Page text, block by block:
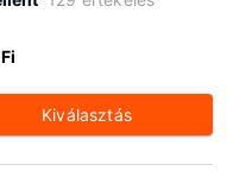
Kiválasztás